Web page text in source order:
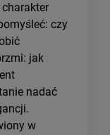
czy
jak
nadać
w